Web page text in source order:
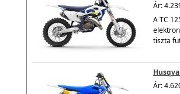
Ár:
A TC
tiszta
Ár: